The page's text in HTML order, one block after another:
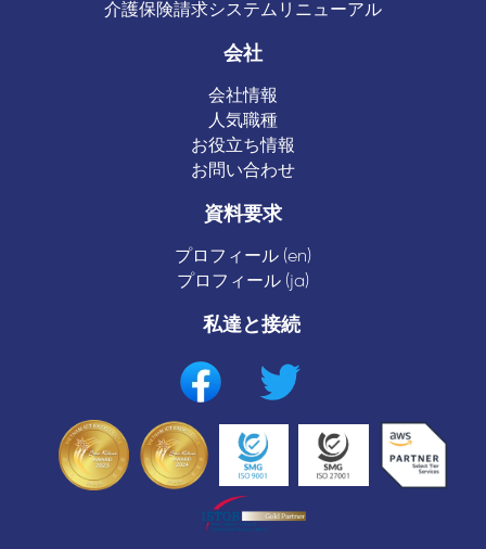
介護保険請求システムリニューアル
会社
会社情報
人気職種
お役立ち情報
お問い合わせ
資料要求
プロフィール (en)
プロフィール (ja)
私達と接続